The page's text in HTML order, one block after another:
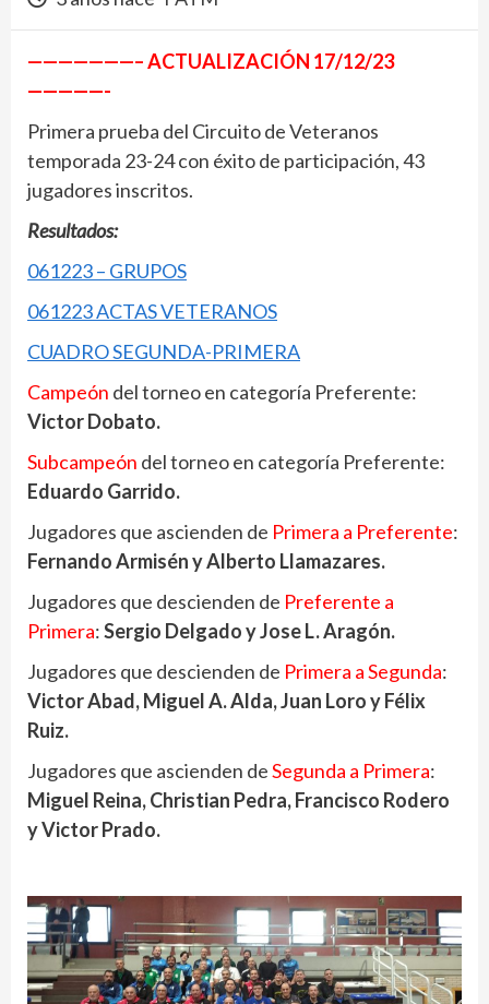
———————– ACTUALIZACIÓN 17/12/23
—————-
Primera prueba del Circuito de Veteranos
temporada 23-24 con éxito de participación, 43
jugadores inscritos.
Resultados:
061223 – GRUPOS
061223 ACTAS VETERANOS
CUADRO SEGUNDA-PRIMERA
Campeón del torneo en categoría Preferente:
Victor Dobato.
Subcampeón del torneo en categoría Preferente:
Eduardo Garrido.
Jugadores que ascienden de Primera a Preferente:
Fernando Armisén y Alberto Llamazares.
Jugadores que descienden de Preferente a
Primera:Sergio Delgado y Jose L. Aragón.
Jugadores que descienden de Primera a Segunda:
Victor Abad, Miguel A. Alda, Juan Loro y Félix
Ruiz.
Jugadores que ascienden deSegunda a Primera:
Miguel Reina, Christian Pedra, Francisco Rodero
y Victor Prado.